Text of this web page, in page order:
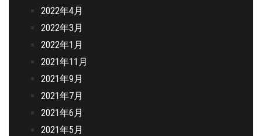
2022年4月
2022年3月
2022年1月
2021年11月
2021年9月
2021年7月
2021年6月
2021年5月